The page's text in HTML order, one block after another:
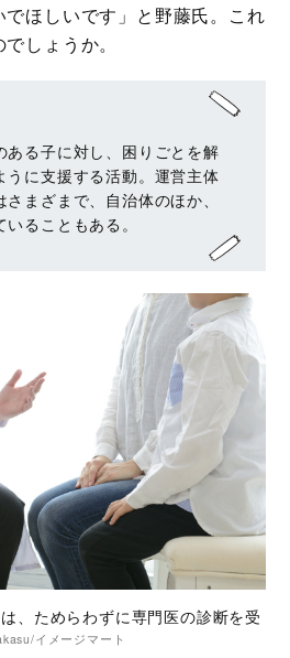
ほしいです」と野藤氏。これ
しょうか。
ある子に対し、困りごとを解
うに支援する活動。運営主体
まざまで、自治体のほか、
ることもある。
、ためらわずに専門医の診断を受
イメージマート